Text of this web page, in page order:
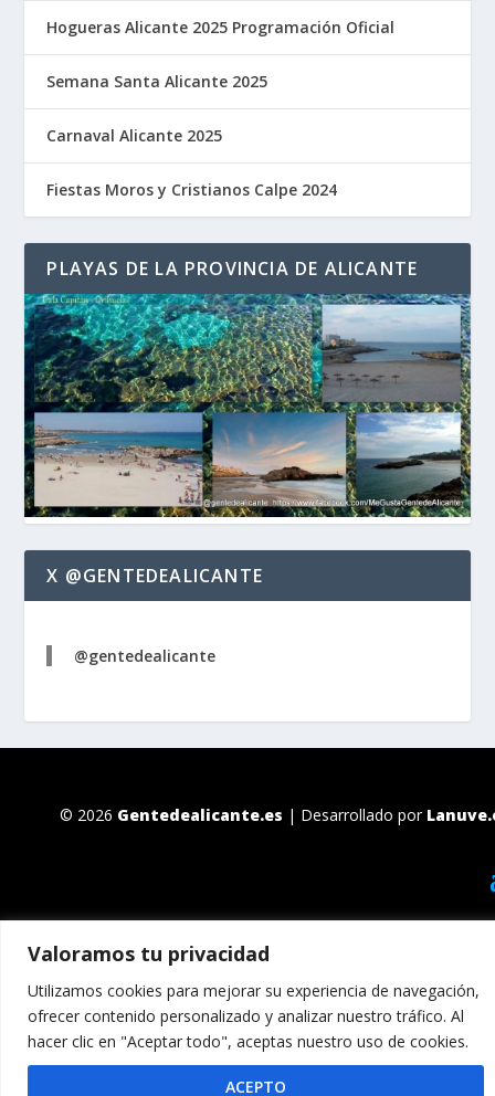
Valoramos tu privacidad
Utilizamos cookies para mejorar su experiencia de navegación,
ofrecer contenido personalizado y analizar nuestro tráfico. Al
hacer clic en "Aceptar todo", aceptas nuestro uso de cookies.
ACEPTO
Hogueras Alicante 2025 Programación Oficial
Semana Santa Alicante 2025
Carnaval Alicante 2025
Fiestas Moros y Cristianos Calpe 2024
PLAYAS DE LA PROVINCIA DE ALICANTE
X @GENTEDEALICANTE
@gentedealicante
© 2026 Gentedealicante.es | Desarrollado por